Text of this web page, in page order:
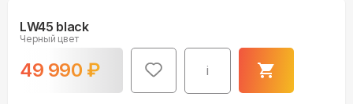
LW45 black
Черный цвет
49 990 ₽ i